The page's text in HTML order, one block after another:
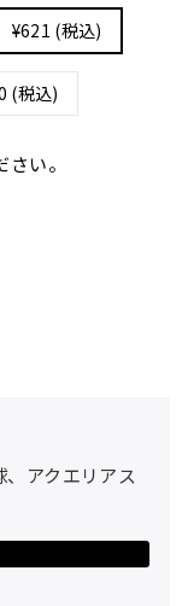
コカ・コーラ アクエリアスパウダー ¥621 (税込)
ミカサ 水球ボール WP550C ¥9900 (税込)
い。
アクエリアス